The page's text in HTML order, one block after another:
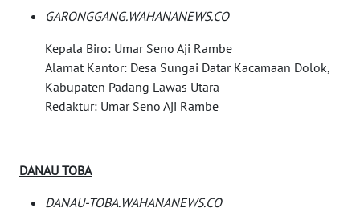
GARONGGANG.WAHANANEWS.CO
Kepala Biro: Umar Seno Aji Rambe
Alamat Kantor: Desa Sungai Datar Kacamaan Dolok,
Kabupaten Padang Lawas Utara
Redaktur: Umar Seno Aji Rambe
DANAU TOBA
DANAU-TOBA.WAHANANEWS.CO
WAHANANEWS
NET
WAHANA
SPORT
WAHANA